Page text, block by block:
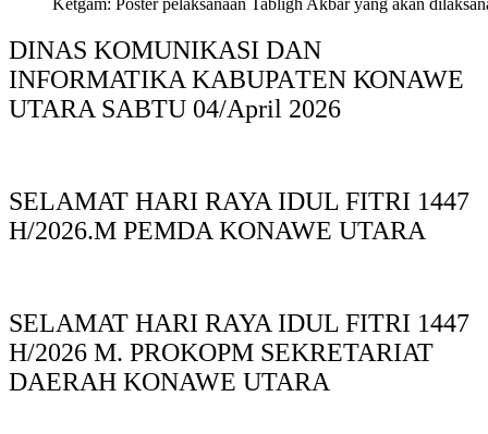
Ketgam: Poster pelaksanaan Tabligh Akbar yang akan
DINAS KOMUNIKASI DAN
INFORMATIKA KABUPAΤΕΝ ΚΟNAWE
UTARA SABTU 04/April 2026
SELAMAT HARI RAYA IDUL FITRI 1447
H/2026.M PEMDA KONAWE UTARA
SELAMAT HARI RAYA IDUL FITRI 1447
H/2026 M. PROKOPM SEKRETARIAT
DAERAH KONAWE UTARA